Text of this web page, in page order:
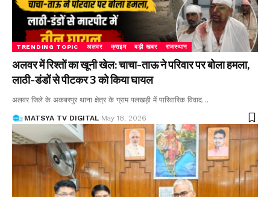
TRENDING TOPIC अलवर क्राइम बड़ी खबर राजस्थान
अलवर में रिश्तों का खूनी खेल: चाचा-ताऊ ने परिवार पर बोला हमला,
लाठी-डंडों से पीटकर 3 को किया घायल
अलवर जिले के अकबरपुर थाना क्षेत्र के ग्राम पलखड़ी में पारिवारिक विवाद…
MATSYA TV DIGITAL May 18, 2026